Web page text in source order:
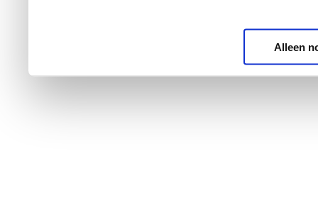
Alleen